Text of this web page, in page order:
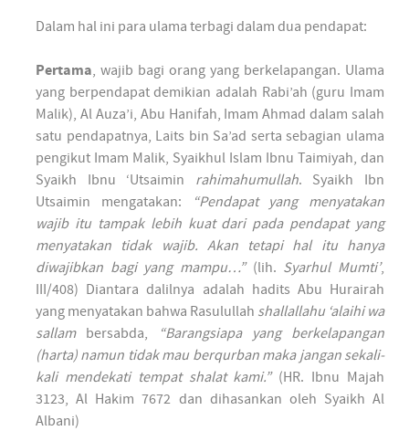
Dalam hal ini para ulama terbagi dalam dua pendapat:
Pertama, wajib bagi orang yang berkelapangan. Ulama
yang berpendapat demikian adalah Rabi’ah (guru Imam
Malik), Al Auza’i, Abu Hanifah, Imam Ahmad dalam salah
satu pendapatnya, Laits bin Sa’ad serta sebagian ulama
pengikut Imam Malik, Syaikhul Islam Ibnu Taimiyah, dan
Syaikh Ibnu ‘Utsaimin rahimahumullah. Syaikh Ibn
Utsaimin mengatakan:
“Pendapat yang menyatakan
wajib itu tampak lebih kuat dari pada pendapat yang
menyatakan tidak wajib. Akan tetapi hal itu hanya
diwajibkan bagi yang mampu…”(lih. Syarhul Mumti’,
III/408) Diantara dalilnya adalah hadits Abu Hurairah
yang menyatakan bahwa Rasulullah shallallahu ‘alaihi wa
sallambersabda,
“Barangsiapa yang berkelapangan
(harta) namun tidak mau berqurban maka jangan sekali-
kali mendekati tempat shalat kami.” (HR. Ibnu Majah
3123, Al Hakim 7672 dan dihasankan oleh Syaikh Al
Albani)